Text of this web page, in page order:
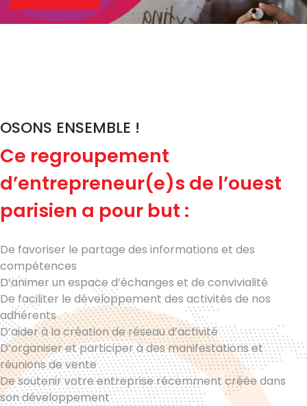
OSONS ENSEMBLE !
Ce regroupement
d’entrepreneur(e)s de l’ouest
parisien a pour but :
De favoriser le partage des informations et des
compétences
D’animer un espace d’échanges et de convivialité
De faciliter le développement des activités de nos
adhérents
D’aider à la création de réseau d’activité
D’organiser et participer à des manifestations et
réunions de vente
De soutenir votre entreprise récemment créée dans
son développement